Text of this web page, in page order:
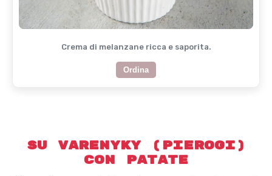
Crema di melanzane ricca e saporita.
Ordina
Su Varenyky (Pierogi)
con Patate